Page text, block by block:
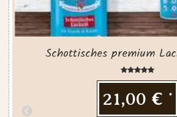
Schottisches premium
21,00 € *